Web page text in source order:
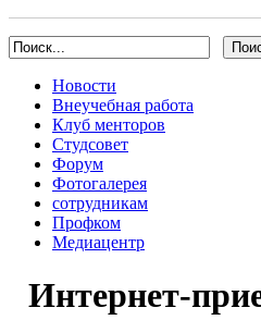
Новости
Внеучебная работа
Клуб менторов
Студсовет
Форум
Фотогалерея
сотрудникам
Профком
Медиацентр
Интернет-